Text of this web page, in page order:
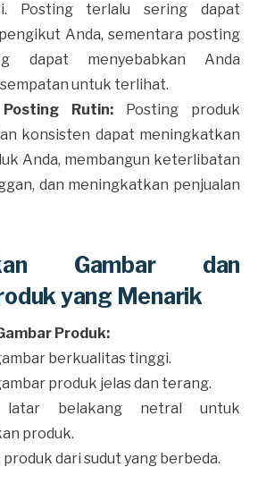
Posting terlalu sering dapat
Anda, sementara posting
dapat menyebabkan Anda
untuk terlihat.
Rutin: Posting produk
konsisten dapat meningkatkan
Anda, membangun keterlibatan
dan meningkatkan penjualan
Gambar dan
yang Menarik
Produk:
berkualitas tinggi.
produk jelas dan terang.
latar belakang netral untuk
produk.
dari sudut yang berbeda.